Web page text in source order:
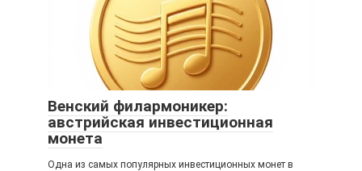
Венский филармоникер:
австрийская инвестиционная
монета
Одна из самых популярных инвестиционных монет в